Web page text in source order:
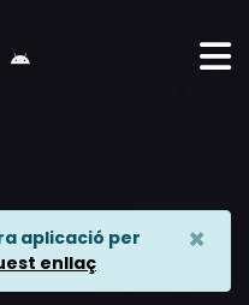
aplicació per
enllaç
×